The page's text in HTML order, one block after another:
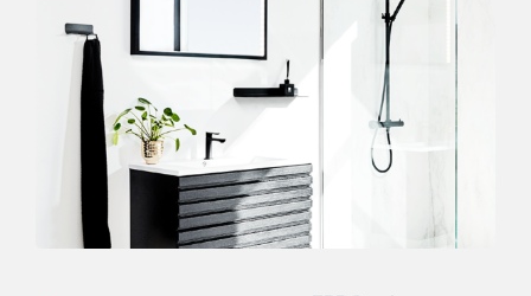
Maritim IT-infrastruktur
Satellitkommunikation
Starlink Maritime
Maritim IT